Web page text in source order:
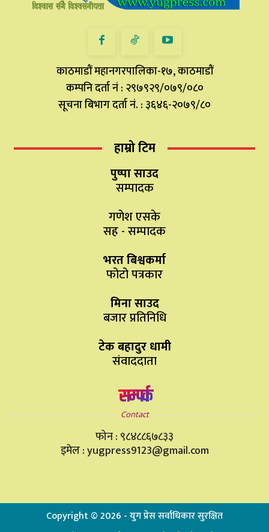
काठमाडौं महानगरपालिका-१७, काठमाडौं
कम्पनि दर्ता नं : २९७९२९/०७९/०८०
सूचना बिभाग दर्ता नं. : ३६४६-२०७९/८०
हाम्रो टिम
पुष्पा साउद
सम्पादक
गणेश एसके
सह - सम्पादक
भरत बिश्वकर्मा
फोटो पत्रकार
मिना साउद
बजार प्रतिनिधि
टेक बहादुर धामी
संवाददाता
सम्पर्क
Contact
फोन : ९८४८८६७८३३
इमेल : yugpress9123@gmail.com
Copyright ©2026 - युग प्रेस सर्वाधिकार सुरक्षित